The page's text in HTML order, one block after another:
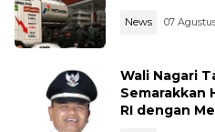
News 07
Wali Nagari
Semarakkan
RI dengan